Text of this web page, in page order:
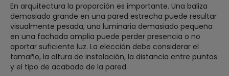
En arquitectura la proporción es importante. Una baliza
demasiado grande en una pared estrecha puede resultar
visualmente pesada; una luminaria demasiado pequeña
en una fachada amplia puede perder presencia o no
aportar suficiente luz. La elección debe considerar el
tamaño, la altura de instalación, la distancia entre puntos
y el tipo de acabado de la pared.